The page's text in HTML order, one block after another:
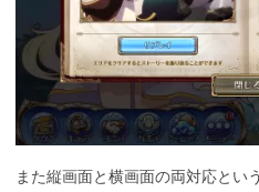
また縦画面と横画面の両対応とい